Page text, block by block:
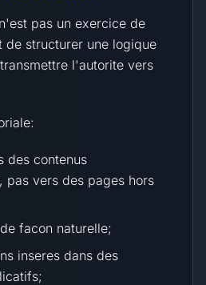
pas un exercice de
de structurer une logique
l'autorite vers
des contenus
pas vers des pages hors
facon naturelle;
inseres dans des